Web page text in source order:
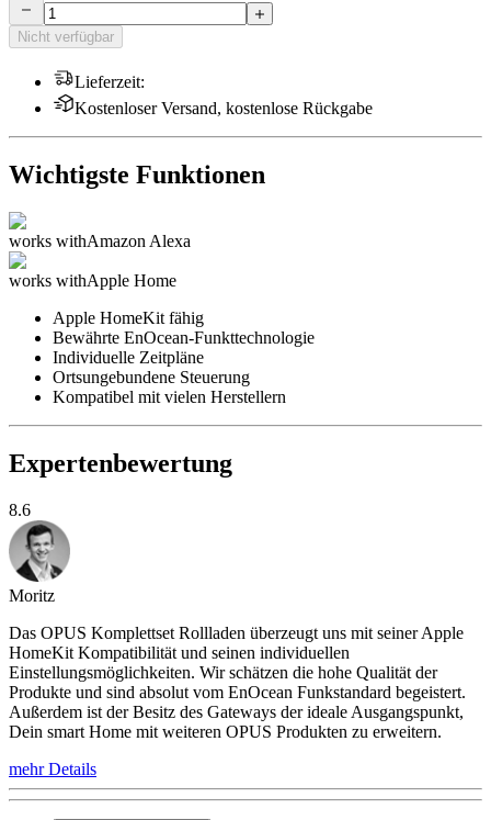
Nicht verfügbar
Lieferzeit:
Kostenloser Versand, kostenlose Rückgabe
Wichtigste Funktionen
works withAmazon Alexa
works withApple Home
Apple HomeKit fähig
Bewährte EnOcean-Funkttechnologie
Individuelle Zeitpläne
Ortsungebundene Steuerung
Kompatibel mit vielen Herstellern
Expertenbewertung
8.6
Moritz
Das OPUS Komplettset Rollladen überzeugt uns mit seiner Apple
HomeKit Kompatibilität und seinen individuellen
Einstellungsmöglichkeiten. Wir schätzen die hohe Qualität der
Produkte und sind absolut vom EnOcean Funkstandard begeistert.
Außerdem ist der Besitz des Gateways der ideale Ausgangspunkt,
Dein smart Home mit weiteren OPUS Produkten zu erweitern.
mehr Details